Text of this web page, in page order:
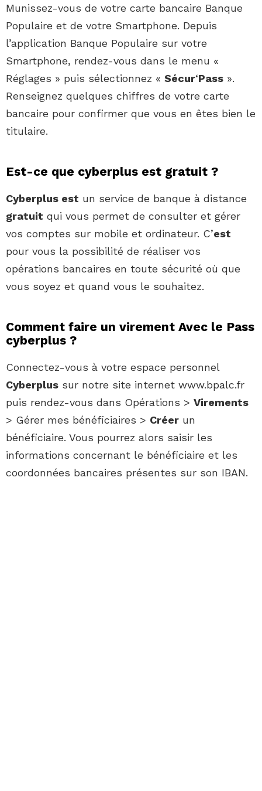
Munissez-vous de votre carte bancaire Banque
Populaire et de votre Smartphone. Depuis
l’application Banque Populaire sur votre
Smartphone, rendez-vous dans le menu «
Réglages » puis sélectionnez « Sécur‘Pass ».
Renseignez quelques chiffres de votre carte
bancaire pour confirmer que vous en êtes bien le
titulaire.
Est-ce que cyberplus est gratuit ?
Cyberplus est un service de banque à distance
gratuit qui vous permet de consulter et gérer
vos comptes sur mobile et ordinateur. C’est
pour vous la possibilité de réaliser vos
opérations bancaires en toute sécurité où que
vous soyez et quand vous le souhaitez.
Comment faire un virement Avec le Pass
cyberplus ?
Connectez-vous à votre espace personnel
Cyberplus sur notre site internet www.bpalc.fr
puis rendez-vous dans Opérations > Virements
> Gérer mes bénéficiaires > Créer un
bénéficiaire. Vous pourrez alors saisir les
informations concernant le bénéficiaire et les
coordonnées bancaires présentes sur son IBAN.